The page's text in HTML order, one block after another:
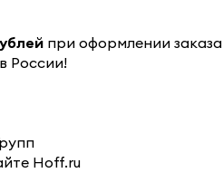
при оформлении заказа
России!
Hoff.ru